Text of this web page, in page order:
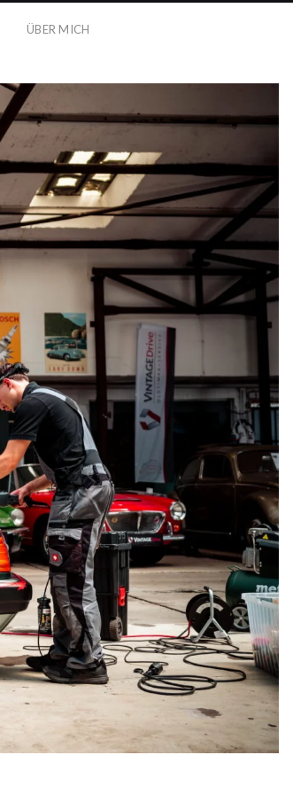
ÜBER MICH